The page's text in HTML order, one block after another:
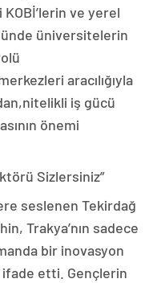
ve yerel
üniversitelerin
aracılığıyla
iş gücü
önemi
Sizlersiniz”
seslenen Tekirdağ
Trakya’nın sadece
bir inovasyon
ifade etti. Gençlerin